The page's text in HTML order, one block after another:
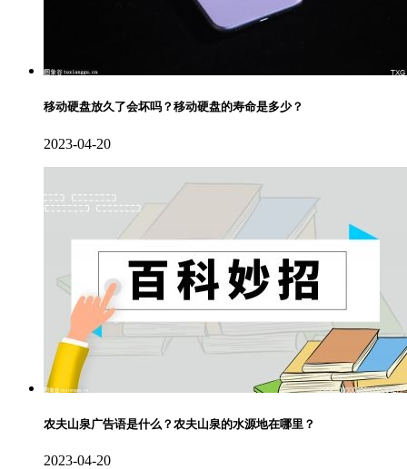
移动硬盘放久了会坏吗？移动硬盘的寿命是多少？
2023-04-20
农夫山泉广告语是什么？农夫山泉的水源地在哪里？
2023-04-20